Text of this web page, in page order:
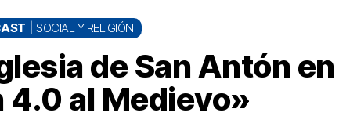
SOCIAL Y RELIGIÓN
de San Antón
4.0 al Medievo»